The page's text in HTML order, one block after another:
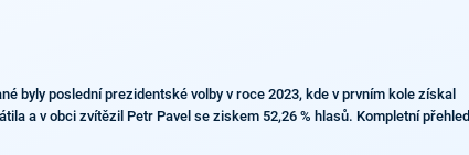
byly poslední prezidentské volby v roce 2023, kde v prvním kole získal
a v obci zvítězil Petr Pavel se ziskem 52,26 % hlasů. Kompletní přehled